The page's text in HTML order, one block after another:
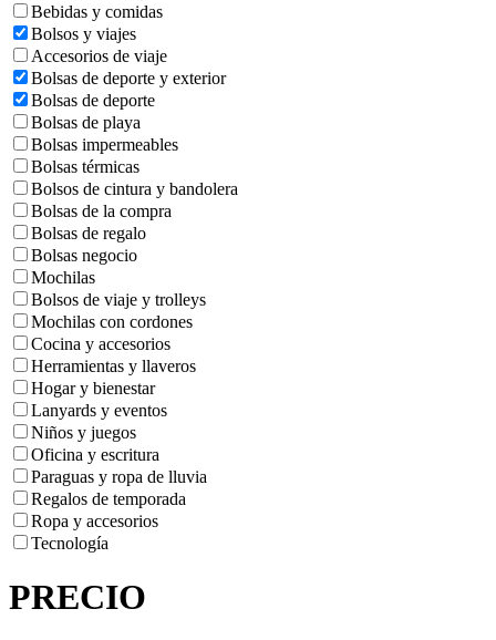
Bebidas y comidas
Bolsos y viajes
Accesorios de viaje
Bolsas de deporte y exterior
Bolsas de deporte
Bolsas de playa
Bolsas impermeables
Bolsas térmicas
Bolsos de cintura y bandolera
Bolsas de la compra
Bolsas de regalo
Bolsas negocio
Mochilas
Bolsos de viaje y trolleys
Mochilas con cordones
Cocina y accesorios
Herramientas y llaveros
Hogar y bienestar
Lanyards y eventos
Niños y juegos
Oficina y escritura
Paraguas y ropa de lluvia
Regalos de temporada
Ropa y accesorios
Tecnología
PRECIO